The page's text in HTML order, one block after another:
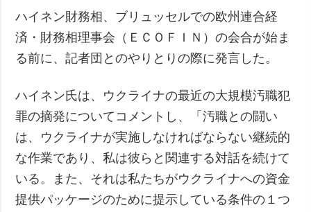
ハイネン財務相、ブリュッセルでの欧州連合経
済・財務相理事会（ＥＣＯＦＩＮ）の会合が始ま
る前に、記者団とのやりとりの際に発言した。
ハイネン氏は、ウクライナの最近の大規模汚職犯
罪の摘発についてコメントし、「汚職との闘い
は、ウクライナが実施しなければならない継続的
な作業であり、私は彼らと関連する対話を続けて
いる。また、それは私たちがウクライナへの資金
提供パッケージのために提示している条件の１つ